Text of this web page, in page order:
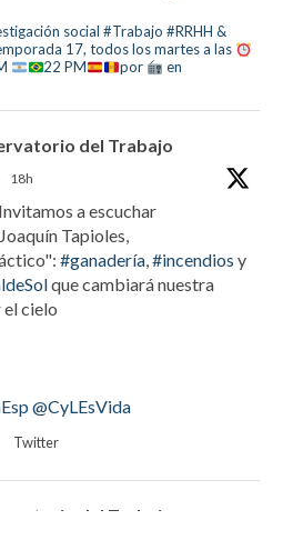
social #Trabajo #RRHH &
17, todos los martes a las
22 PM por
en
del Trabajo
18h
Invitamos a escuchar
Tapioles,
#ganadería,#incendios y
que cambiará nuestra
cielo
@CyLEsVida
Twitter
del Trabajo